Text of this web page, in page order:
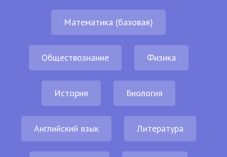
Математика (базовая)
Обществознание Физика
История Биология
Английский язык Литература